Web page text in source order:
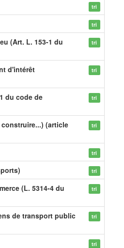
tri
tri
(Art. L. 153-1 du
tri
d'intérêt
tri
du code de
tri
(article
tri
tri
tri
(L. 5314-4 du
tri
de transport public
tri
tri